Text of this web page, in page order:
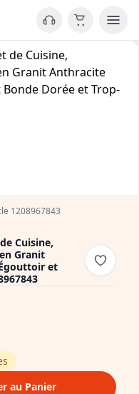
1208967843
Cuisine,
Granit
et
au Panier